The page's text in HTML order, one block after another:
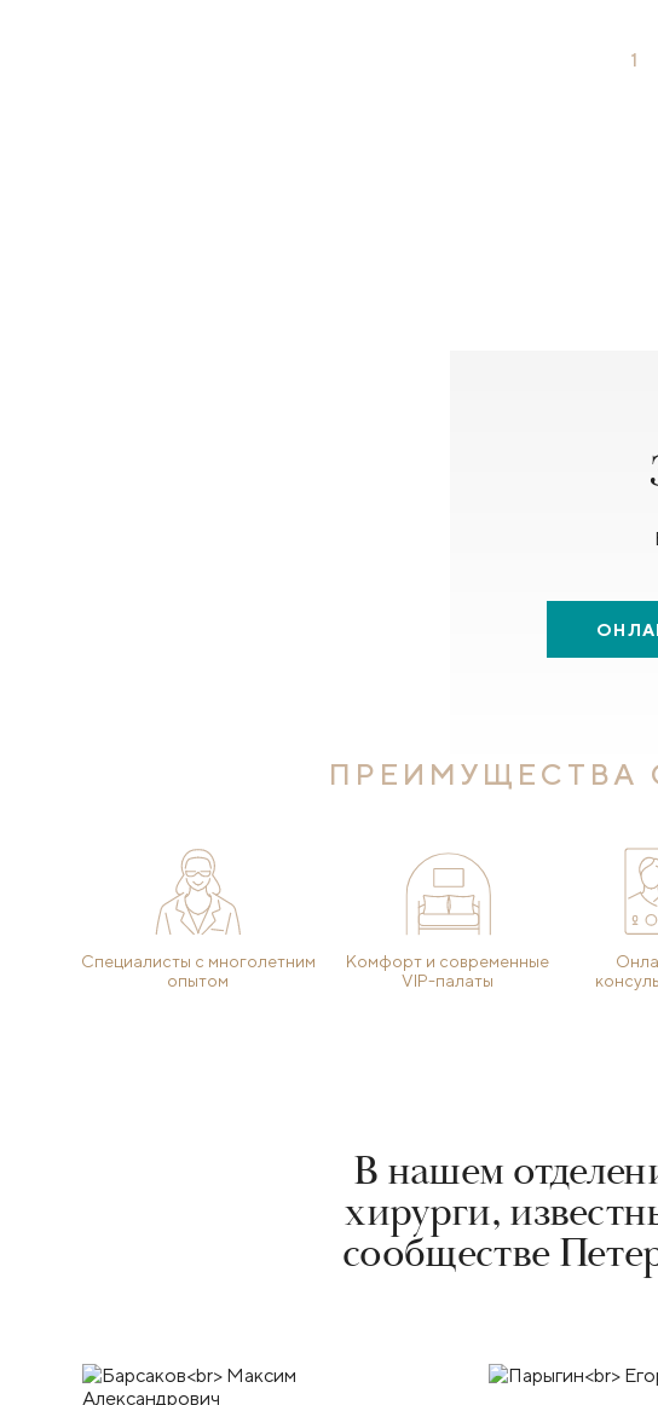
1
ПРЕИМУЩЕСТВА
Специалисты с многолетним
опытом
Комфорт и современные
VIP-палаты
В нашем
хирурги,
сообществе